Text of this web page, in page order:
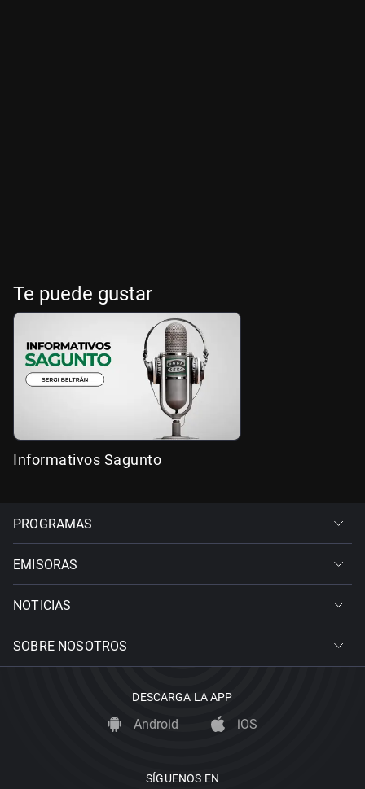
Te puede gustar
Informativos Sagunto
PROGRAMAS
EMISORAS
NOTICIAS
SOBRE NOSOTROS
DESCARGA LA APP
Android iOS
SÍGUENOS EN